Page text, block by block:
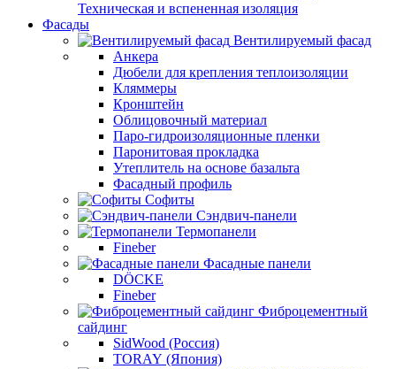
Техническая и вспененная изоляция
Фасады
Вентилируемый фасад
Анкера
Дюбели для крепления теплоизоляции
Кляммеры
Кронштейн
Облицовочный материал
Паро-гидроизоляционные пленки
Паронитовая прокладка
Утеплитель на основе базальта
Фасадный профиль
Софиты
Сэндвич-панели
Термопанели
Fineber
Фасадные панели
DÖCKE
Fineber
Фиброцементный
сайдинг
SidWood (Россия)
TORAY (Япония)